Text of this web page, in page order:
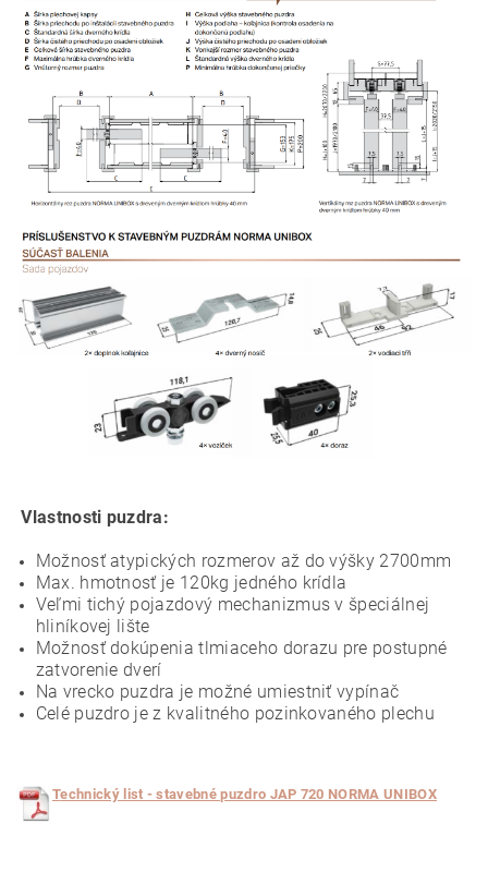
Vlastnosti puzdra:
Možnosť atypických rozmerov až do výšky 2700mm
Max. hmotnosť je 120kg jedného krídla
Veľmi tichý pojazdový mechanizmus v špeciálnej
hliníkovej lište
Možnosť dokúpenia tlmiaceho dorazu pre postupné
zatvorenie dverí
Na vrecko puzdra je možné umiestniť vypínač
Celé puzdro je z kvalitného pozinkovaného plechu
Technický list - stavebné puzdro JAP 720 NORMA UNIBOX